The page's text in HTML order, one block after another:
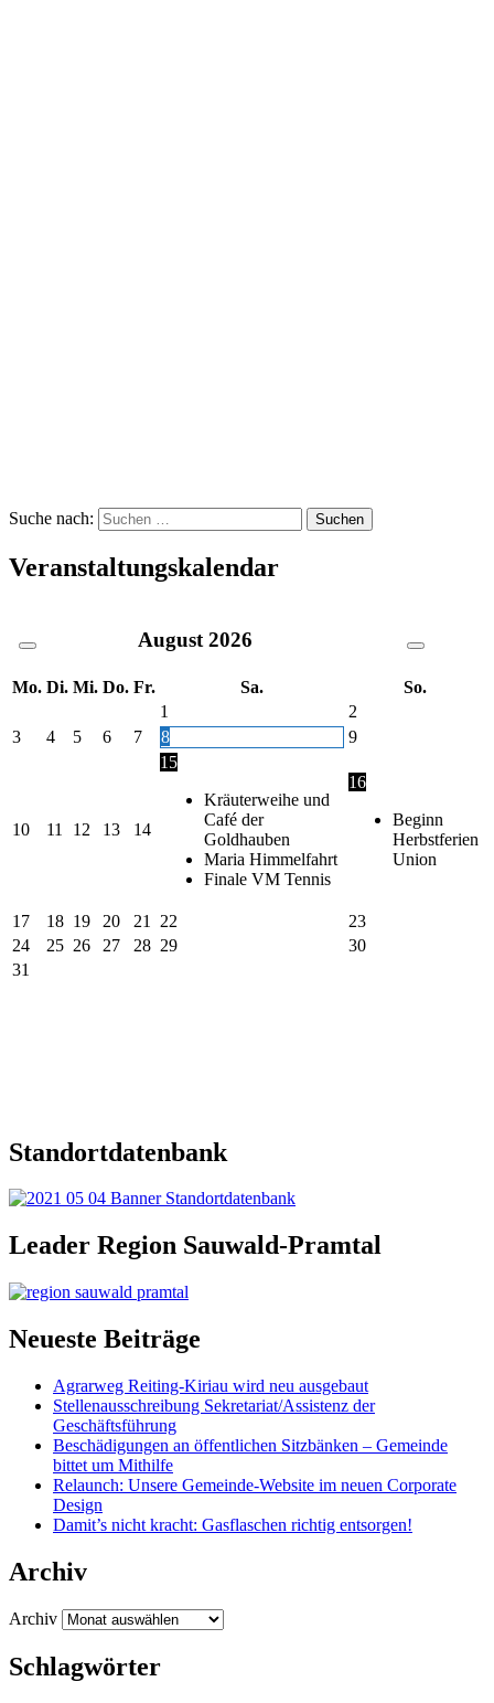
Suche nach:
Veranstaltungskalendar
August 2026
Mo. Di. Mi. Do. Fr. Sa.
So.
1
2
3
4 5 6 7 8 9
10 11 12 13 14
15
Kräuterweihe und
Café der
Goldhauben
Maria Himmelfahrt
Finale VM Tennis
16
Beginn
Herbstferien
Union
17 18 19 20 21 22
23
24
25 26 27 28 29
30
31
Standortdatenbank
Leader Region Sauwald-Pramtal
Neueste Beiträge
Agrarweg Reiting-Kiriau wird neu ausgebaut
Stellenausschreibung Sekretariat/Assistenz der
Geschäftsführung
Beschädigungen an öffentlichen Sitzbänken – Gemeinde
bittet um Mithilfe
Relaunch: Unsere Gemeinde-Website im neuen Corporate
Design
Damit’s nicht kracht: Gasflaschen richtig entsorgen!
Archiv
Archiv
Schlagwörter